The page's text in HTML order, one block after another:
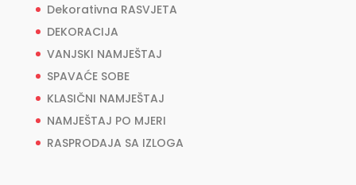
Dekorativna RASVJETA
DEKORACIJA
VANJSKI NAMJEŠTAJ
SPAVAĆE SOBE
KLASIČNI NAMJEŠTAJ
NAMJEŠTAJ PO MJERI
RASPRODAJA SA IZLOGA